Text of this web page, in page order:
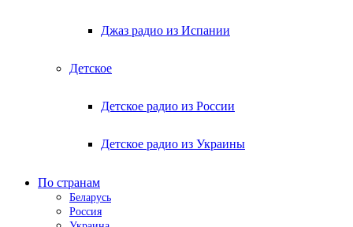
Джаз радио из Испании
Детское
Детское радио из России
Детское радио из Украины
По странам
Беларусь
Россия